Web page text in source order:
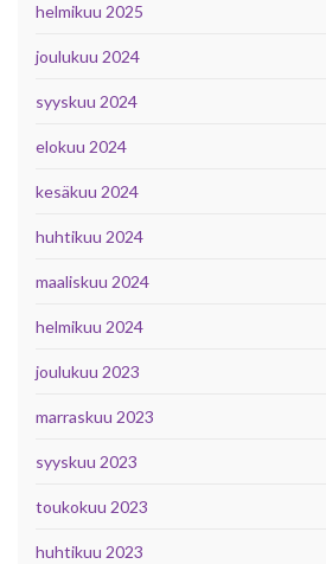
helmikuu 2025
joulukuu 2024
syyskuu 2024
elokuu 2024
kesäkuu 2024
huhtikuu 2024
maaliskuu 2024
helmikuu 2024
joulukuu 2023
marraskuu 2023
syyskuu 2023
toukokuu 2023
huhtikuu 2023